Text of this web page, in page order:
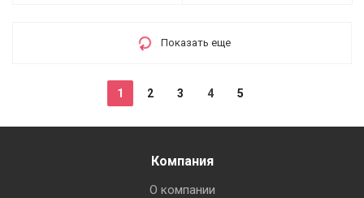
Показать еще
1 2 3 4 5
Компания
О компании